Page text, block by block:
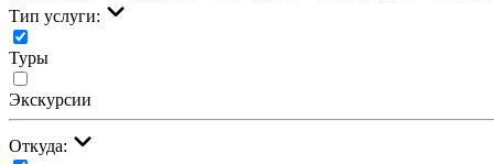
Тип услуги:
Туры
Экскурсии
Откуда: